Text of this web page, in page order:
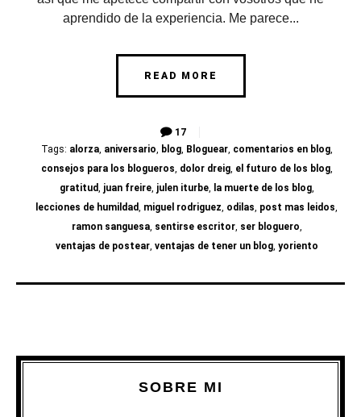
aprendido de la experiencia. Me parece...
READ MORE
17
Tags: alorza, aniversario, blog, Bloguear, comentarios en blog,
consejos para los blogueros, dolor dreig, el futuro de los blog,
gratitud, juan freire, julen iturbe, la muerte de los blog,
lecciones de humildad, miguel rodriguez, odilas, post mas leidos,
ramon sanguesa, sentirse escritor, ser bloguero,
ventajas de postear, ventajas de tener un blog, yoriento
SOBRE MI